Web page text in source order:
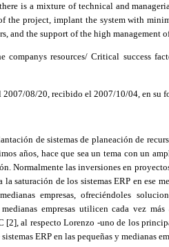
is a mixture of technical and
the project, implant the system with
and the support of the high management
companys resources/ Critical success
08/20, recibido el 2007/10/04, en su
de sistemas de planeación de
años, hace que sea un tema con un
Normalmente las inversiones en
la saturación de los sistemas ERP en ese
empresas, ofreciéndoles
empresas utilicen cada vez
[2] al respecto Lorenzo -uno de los
ERP en las pequeñas y medianas